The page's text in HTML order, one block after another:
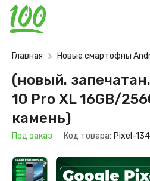
Главная Новые смартофны
(новый.
10 Pro XL 16GB/
камень)
Под заказ Код товара: Pixel-134